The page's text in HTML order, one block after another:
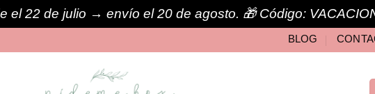
el 22 de julio → envío el 20 de agosto. 🎁 Código:
BLOG